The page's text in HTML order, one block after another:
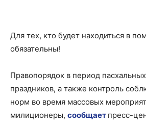
Для тех, кто будет находиться в
обязательны!
Правопорядок в период
праздников, а также контроль
норм во время массовых
милиционеры, сообщает пресс-